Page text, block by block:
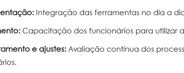
Integração das ferramentas no dia a
Capacitação dos funcionários para utilizar
e ajustes: Avaliação contínua dos